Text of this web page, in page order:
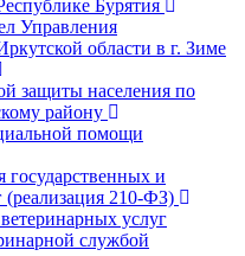
Бурятия
Управления
области в г. Зиме
защиты населения по
району
помощи
и
210-ФЗ)
услуг
службой